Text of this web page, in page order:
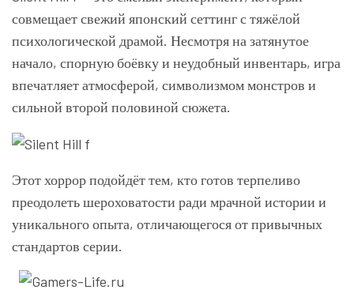
совмещает свежий японский сеттинг с тяжёлой
психологической драмой. Несмотря на затянутое
начало, спорную боёвку и неудобный инвентарь, игра
впечатляет атмосферой, символизмом монстров и
сильной второй половиной сюжета.
Этот хоррор подойдёт тем, кто готов терпеливо
преодолеть шероховатости ради мрачной истории и
уникального опыта, отличающегося от привычных
стандартов серии.